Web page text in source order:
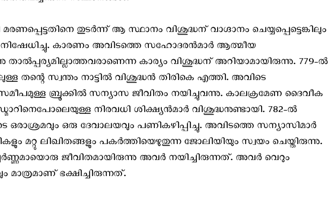
തുടര്‍ന്ന് ആ സ്ഥാനം വിശുദ്ധന് വാഗ്ദാനം ചെയ്യപ്പെട്ടെങ്കിലും
കാരണം അവിടത്തെ സഹോദരന്‍മാര്‍ ആത്മീയ
കാര്യം വിശുദ്ധന് അറിയാമായിരുന്നു. 779-ല്‍
തന്റെ സ്വന്തം നാട്ടില്‍ വിശുദ്ധന്‍ തിരികെ എത്തി. അവിടെ
ബ്രൂക്കില്‍ സന്യാസ ജീവിതം നയിച്ചുവന്നു. കാലക്രമേണ ദൈവീക
നിരവധി ശിക്ഷ്യന്‍മാര്‍ വിശുദ്ധനുണ്ടായി. 782-ല്‍
ഒരാശ്രമവും ഒരു ദേവാലയവും പണികഴിപ്പിച്ചു. അവിടത്തെ സന്യാസിമാര്‍
മറ്റു ലിഖിതങ്ങളും പകര്‍ത്തിയെഴുതുന്ന ജോലിയിയും സ്വയം ചെയ്തിരുന്നു.
ജീവിതമായിരുന്നു അവര്‍ നയിച്ചിരുന്നത്. അവര്‍ വെറും
മാത്രമാണ് ഭക്ഷിച്ചിരുന്നത്.